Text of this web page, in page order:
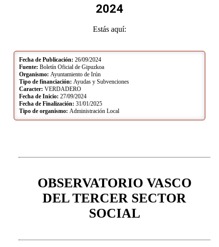
2024
Estás aquí:
Fecha de Publicación: 26/09/2024
Fuente: Boletín Oficial de Gipuzkoa
Organismo: Ayuntamiento de Irún
Tipo de financiación: Ayudas y Subvenciones
Caracter: VERDADERO
Fecha de Inicio: 27/09/2024
Fecha de Finalización: 31/01/2025
Tipo de organismo: Administración Local
OBSERVATORIO VASCO
DEL TERCER SECTOR
SOCIAL